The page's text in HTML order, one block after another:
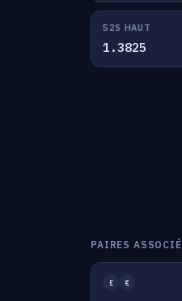
52S HAUT
1.3825
PAIRES
£ €